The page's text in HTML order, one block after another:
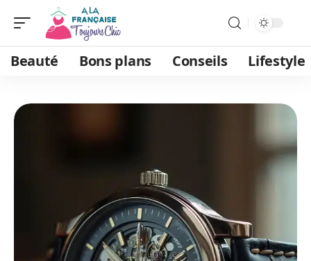
Beauté Bons plans Conseils Lifestyle